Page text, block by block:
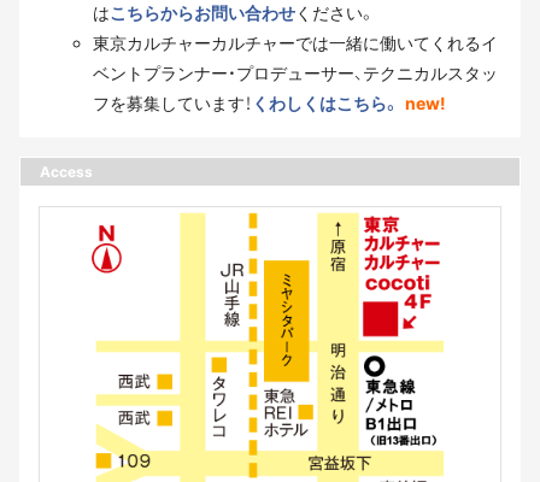
はこちらからお問い合わせください。
東京カルチャーカルチャーでは一緒に働いてくれるイ
ベントプランナー・プロデューサー、テクニカルスタッ
フを募集しています！ くわしくはこちら。 new!
Access